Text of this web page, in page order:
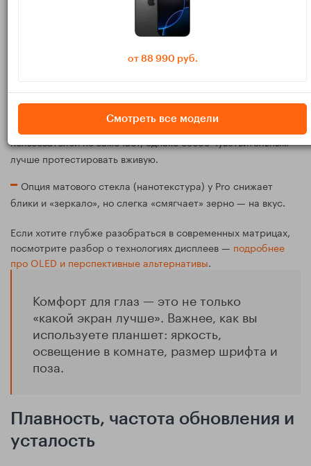
Глубокий чёрный, высокий контраст, тоньше корпус —
картинка приятно «бумажная», особенно в тёмных темах.
LCD; тёмные темы и режимы чтения уменьшают расход.
Присутствует ШИМ, но с высокой частотой; большинство
пользователей не замечает, однако особо чувствительным
лучше протестировать вживую.
Опция матового стекла (нанотекстура) у Pro снижает
блики и «зеркало», но слегка «смягчает» зерно — на вкус.
Если хотите глубже разобраться в современных матрицах,
посмотрите разбор о технологиях дисплеев — подробнее
про OLED и перспективные альтернативы.
Комфорт для глаз — это не только
«какой экран лучше». Важнее, как вы
используете планшет: яркость,
освещение в комнате, размер шрифта и
поза.
Плавность, частота обновления и
усталость
от 88 990 руб.
Смотреть все модели